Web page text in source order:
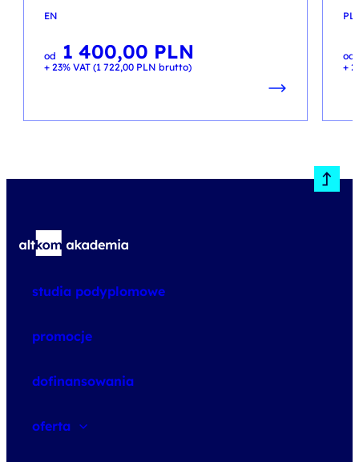
EN
od 1 400,00 PLN
+ 23% VAT (1 722,00 PLN brutto)
PL
od
+
studia podyplomowe
promocje
dofinansowania
oferta